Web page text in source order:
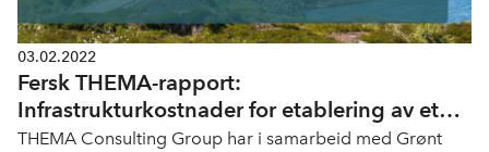
03.02.2022
Fersk THEMA-rapport:
Infrastrukturkostnader for etablering av et
nettverk av energistasjoner til tungstransport
THEMA Consulting Group har i samarbeid med Grønt